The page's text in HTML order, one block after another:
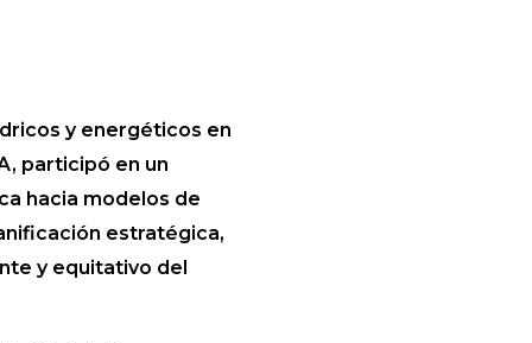
y energéticos en
participó en un
hacia modelos de
estratégica,
y equitativo del